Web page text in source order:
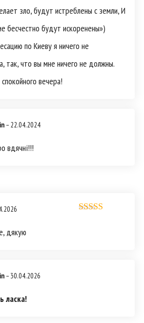
зло, будут истреблены с земли, И
бесчестно будут искоренены»)
по Киеву я ничего не
так, что вы мне ничего не должны.
вечера!
– 22.04.2024
вдячні!!!
дякую
– 30.04.2026
ласка!